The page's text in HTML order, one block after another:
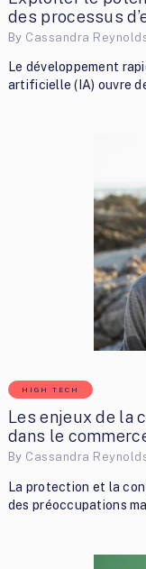
des processus
By Cassandra
Le développement
artificielle (IA) ouvre
HIGH TECH
Les enjeux de la
dans le
By Cassandra
La protection et la
des préoccupations